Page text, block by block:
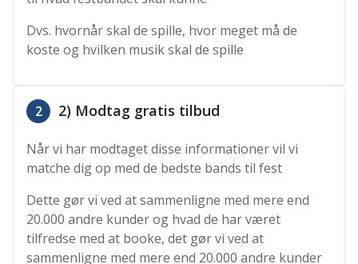
Dvs. hvornår skal de spille, hvor meget må de
koste og hvilken musik skal de spille
2 2) Modtag gratis tilbud
Når vi har modtaget disse informationer vil vi
matche dig op med de bedste bands til fest
Dette gør vi ved at sammenligne med mere end
20.000 andre kunder og hvad de har været
tilfredse med at booke, det gør vi ved at
sammenligne med mere end 20.000 andre kunder